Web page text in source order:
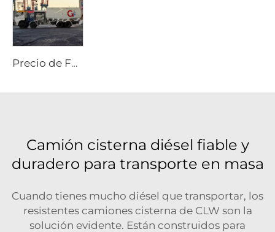
Precio de Fábrica Dongfeng Camión Cisterna Diesel de 25000 Litros 8x4 Tracción para Aviones Tanques de Combustible con Núcleo de Almacenamiento de Aceite
Camión cisterna diésel fiable y
duradero para transporte en masa
Cuando tienes mucho diésel que transportar, los
resistentes camiones cisterna de CLW son la
solución evidente. Están construidos para